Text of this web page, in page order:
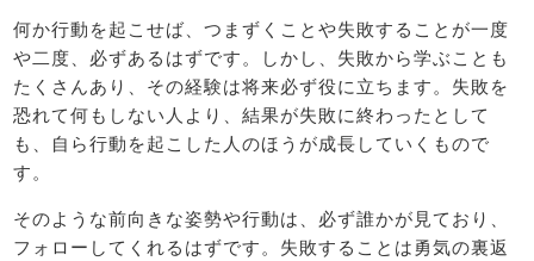
何か行動を起こせば、つまずくことや失敗することが一度
や二度、必ずあるはずです。しかし、失敗から学ぶことも
たくさんあり、その経験は将来必ず役に立ちます。失敗を
恐れて何もしない人より、結果が失敗に終わったとして
も、自ら行動を起こした人のほうが成長していくもので
す。
そのような前向きな姿勢や行動は、必ず誰かが見ており、
フォローしてくれるはずです。失敗することは勇気の裏返